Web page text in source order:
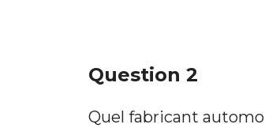
Question 2
Quel fabricant